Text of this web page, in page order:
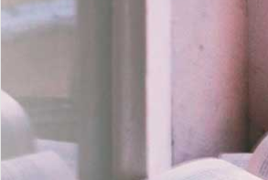
Com imersão
Finais